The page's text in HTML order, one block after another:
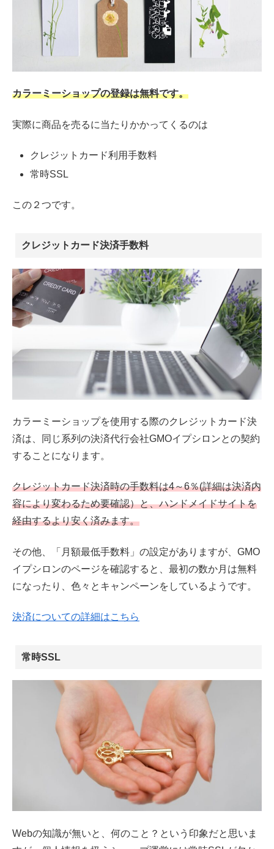
カラーミーショップの登録は無料です。
実際に商品を売るに当たりかかってくるのは
クレジットカード利用手数料
常時SSL
この２つです。
クレジットカード決済手数料
カラーミーショップを使用する際のクレジットカード決
済は、同じ系列の決済代行会社GMOイプシロンとの契約
することになります。
クレジットカード決済時の手数料は4～6％(詳細は決済内
容により変わるため要確認）と、ハンドメイドサイトを
経由するより安く済みます。
その他、「月額最低手数料」の設定がありますが、GMO
イプシロンのページを確認すると、最初の数か月は無料
になったり、色々とキャンペーンをしているようです。
決済についての詳細はこちら
常時SSL
Webの知識が無いと、何のこと？という印象だと思いま